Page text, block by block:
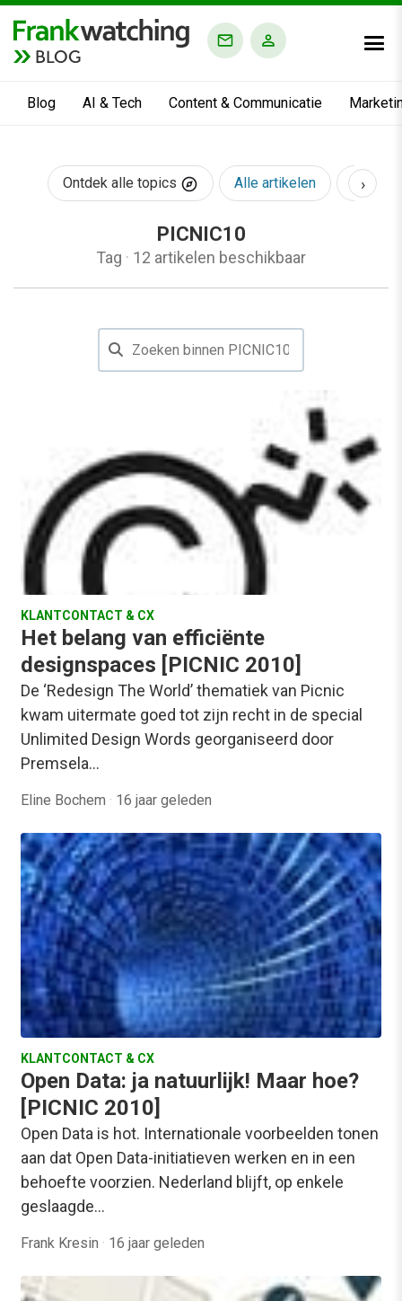
BLOG
Blog AI & Tech Content & Communicatie
Ontdek alle topics Alle artikelen AI &
›
PICNIC10
Tag · 12 artikelen beschikbaar
KLANTCONTACT & CX
Het belang van efficiënte
designspaces [PICNIC 2010]
De ‘Redesign The World’ thematiek van Picnic
kwam uitermate goed tot zijn recht in de special
Unlimited Design Words georganiseerd door
Premsela…
Eline Bochem · 16 jaar geleden
KLANTCONTACT & CX
Open Data: ja natuurlijk! Maar hoe?
[PICNIC 2010]
Open Data is hot. Internationale voorbeelden tonen
aan dat Open Data-initiatieven werken en in een
behoefte voorzien. Nederland blijft, op enkele
geslaagde…
Frank Kresin · 16 jaar geleden